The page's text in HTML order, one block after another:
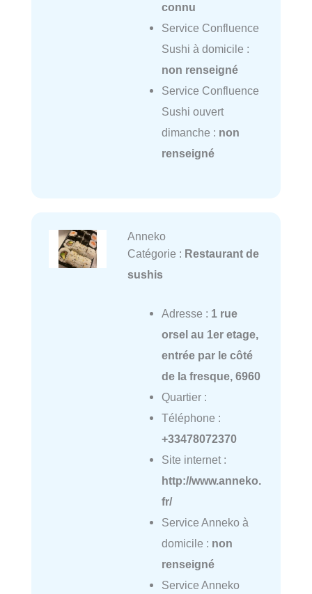
connu
Service Confluence
Sushi à domicile :
non renseigné
Service Confluence
Sushi ouvert
dimanche : non
renseigné
Anneko
Catégorie : Restaurant de
sushis
Adresse : 1 rue
orsel au 1er etage,
entrée par le côté
de la fresque, 6960
Quartier :
Téléphone :
+33478072370
Site internet :
http://www.anneko.
fr/
Service Anneko à
domicile : non
renseigné
Service Anneko